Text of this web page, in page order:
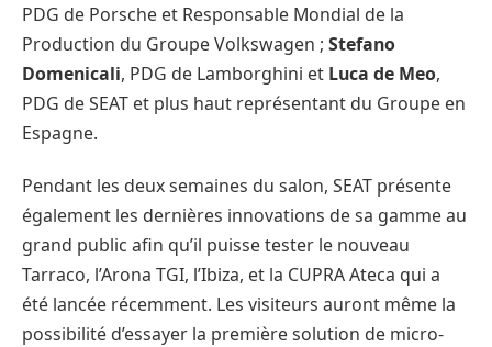
PDG de Porsche et Responsable Mondial de la
Production du Groupe Volkswagen ; Stefano
Domenicali, PDG de Lamborghini et Luca de Meo,
PDG de SEAT et plus haut représentant du Groupe en
Espagne.
Pendant les deux semaines du salon, SEAT présente
également les dernières innovations de sa gamme au
grand public afin qu’il puisse tester le nouveau
Tarraco, l’Arona TGI, l’Ibiza, et la CUPRA Ateca qui a
été lancée récemment. Les visiteurs auront même la
possibilité d’essayer la première solution de micro-